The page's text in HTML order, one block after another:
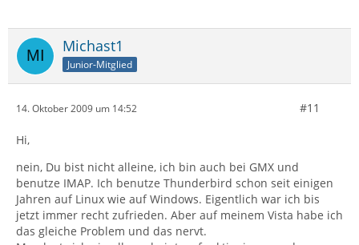
Michast1
Junior-Mitglied
14. Oktober 2009 um 14:52 #11
Hi,
nein, Du bist nicht alleine, ich bin auch bei GMX und
benutze IMAP. Ich benutze Thunderbird schon seit einigen
Jahren auf Linux wie auf Windows. Eigentlich war ich bis
jetzt immer recht zufrieden. Aber auf meinem Vista habe ich
das gleiche Problem und das nervt.